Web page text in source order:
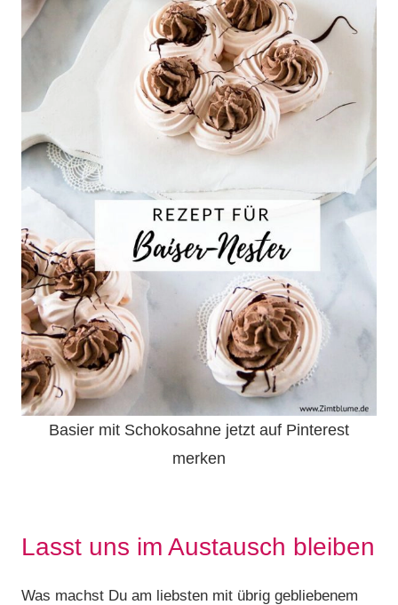
Basier mit Schokosahne jetzt auf Pinterest
merken
Lasst uns im Austausch bleiben
Was machst Du am liebsten mit übrig gebliebenem